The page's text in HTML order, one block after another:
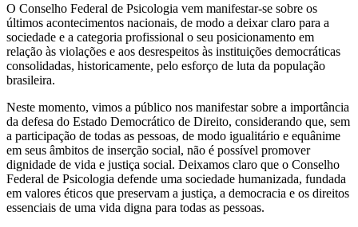
O Conselho Federal de Psicologia vem manifestar-se sobre os
últimos acontecimentos nacionais, de modo a deixar claro para a
sociedade e a categoria profissional o seu posicionamento em
relação às violações e aos desrespeitos às instituições democráticas
consolidadas, historicamente, pelo esforço de luta da população
brasileira.
Neste momento, vimos a público nos manifestar sobre a importância
da defesa do Estado Democrático de Direito, considerando que, sem
a participação de todas as pessoas, de modo igualitário e equânime
em seus âmbitos de inserção social, não é possível promover
dignidade de vida e justiça social. Deixamos claro que o Conselho
Federal de Psicologia defende uma sociedade humanizada, fundada
em valores éticos que preservam a justiça, a democracia e os direitos
essenciais de uma vida digna para todas as pessoas.